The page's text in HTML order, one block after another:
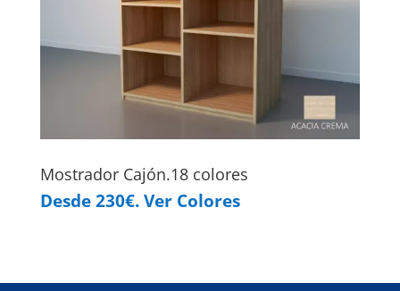
Mostrador Cajón.18 colores
Desde 230€. Ver Colores